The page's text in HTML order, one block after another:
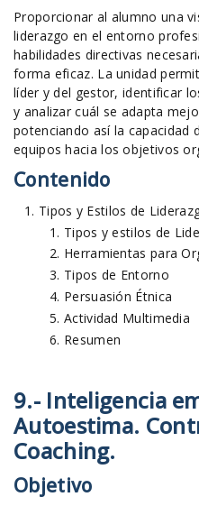
Proporcionar al alumno una
liderazgo en el entorno
habilidades directivas
forma eficaz. La unidad
líder y del gestor, identificar
y analizar cuál se adapta
potenciando así la capacidad
equipos hacia los objetivos
Contenido
Tipos y Estilos de
Tipos y estilos de
Herramientas para
Tipos de Entorno
Persuasión Étnica
Actividad Multimedia
Resumen
9.- Inteligencia
Autoestima.
Coaching.
Objetivo